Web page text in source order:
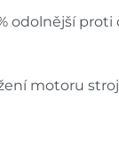
odolnější
motoru